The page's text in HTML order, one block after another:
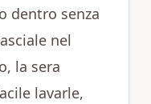
dentro senza
nel
la sera
lavarle,